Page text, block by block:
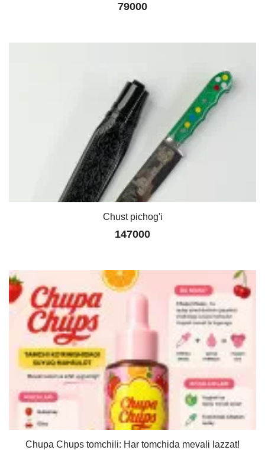
79000
Chust pichog'i
147000
Chupa Chups tomchili: Har tomchida mevali lazzat!